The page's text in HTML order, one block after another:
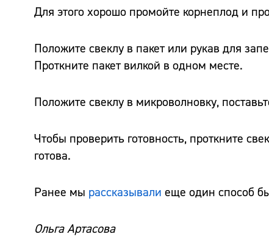
Для этого хорошо промойте корнеплод и
Положите свеклу в пакет или рукав для
Проткните пакет вилкой в одном месте.
Положите свеклу в микроволновку,
Чтобы проверить готовность, проткните
готова.
Ранее мы рассказывали еще один способ
Ольга Артасова